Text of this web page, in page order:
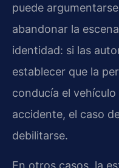
puede
abandonar la
identidad: si las
establecer que la
conducía el
accidente, el caso
debilitarse.
En otros casos, la